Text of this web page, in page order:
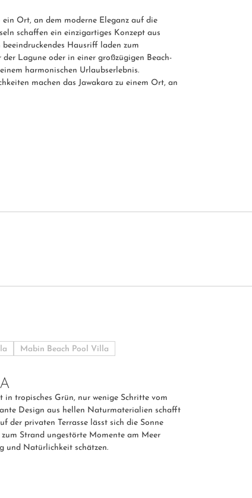
Ort, an dem moderne Eleganz auf die
schaffen ein einzigartiges Konzept aus
Hausriff laden zum
Lagune oder in einer großzügigen Beach-
harmonischen Urlaubserlebnis.
machen das Jawakara zu einem Ort, an
Mabin Beach Pool Villa
tropisches Grün, nur wenige Schritte vom
Design aus hellen Naturmaterialien schafft
der privaten Terrasse lässt sich die Sonne
Strand ungestörte Momente am Meer
und Natürlichkeit schätzen.